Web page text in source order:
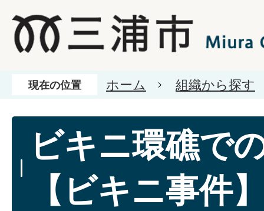
現在の位置 ホーム 組織から探す
ビキニ環礁で
【ビキニ事件